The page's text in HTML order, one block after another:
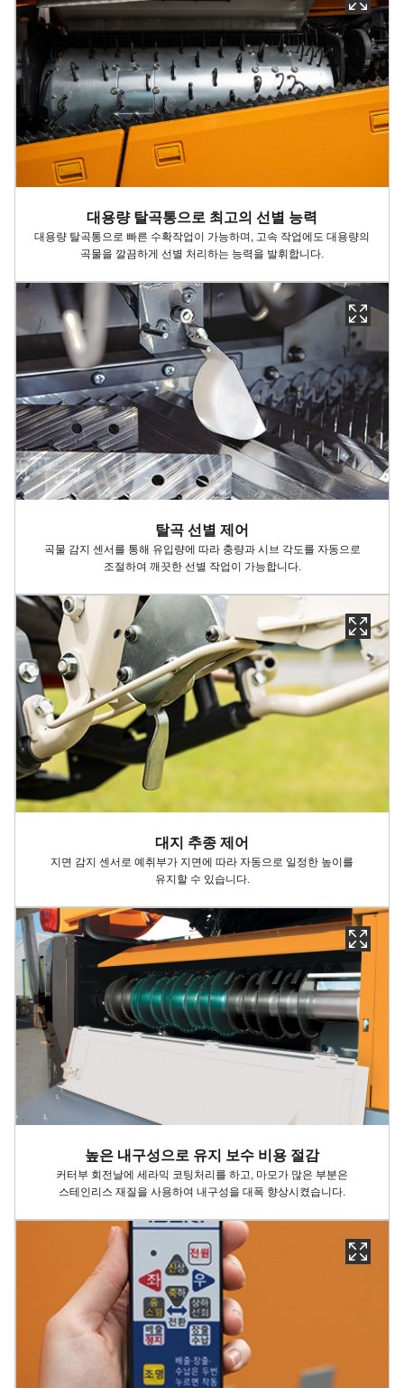
대용량 탈곡통으로 최고의 선별 능력​
대용량 탈곡통으로 빠른 수확작업이 가능하며, 고속 작업에도 대용량의
곡물을 깔끔하게 선별 처리하는 능력을 발휘합니다.
탈곡 선별 제어
곡물 감지 센서를 통해 유입량에 따라 충량과 시브 각도를 자동으로
조절하여 깨끗한 선별 작업이 가능합니다.
대지 추종 제어
지면 감지 센서로 예취부가 지면에 따라 자동으로 일정한 높이를
유지할 수 있습니다.
높은 내구성으로 유지 보수 비용 절감
커터부 회전날에 세라믹 코팅처리를 하고, 마모가 많은 부분은
스테인리스 재질을 사용하여 내구성을 대폭 향상시켰습니다.